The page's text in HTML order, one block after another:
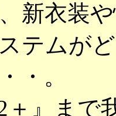
新衣装
テムが
・。
＋』まで